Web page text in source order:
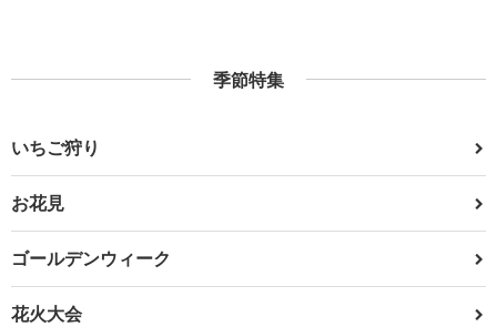
季節特集
いちご狩り
お花見
ゴールデンウィーク
花火大会